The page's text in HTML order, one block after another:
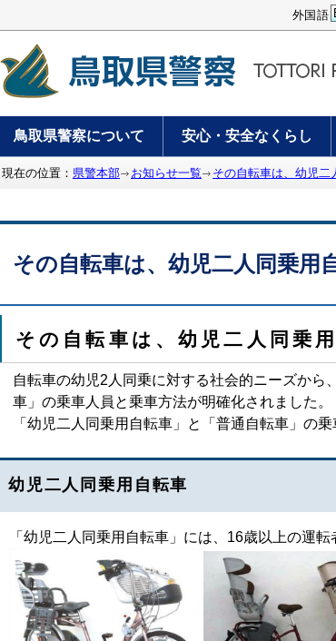
外国語
鳥取県警察について 安心・安全なくらし
現在の位置： 県警本部 お知らせ一覧 その自転車は、幼児二
その自転車は、幼児二人同乗用
その自転車は、幼児二人同乗
自転車の幼児2人同乗に対する社会的ニーズか
車」の乗車人員と乗車方法が明確化されました。
「幼児二人同乗用自転車」と「普通自転車」の
幼児二人同乗用自転車
「幼児二人同乗用自転車」には、16歳以上の運